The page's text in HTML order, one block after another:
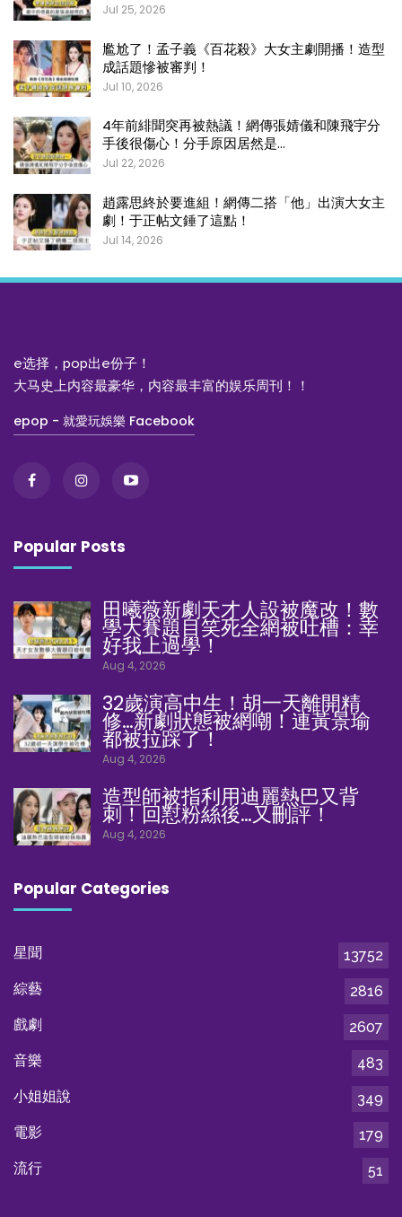
Jul 25, 2026
尷尬了！孟子義《百花殺》大女主劇開播！造型
成話題慘被審判！
Jul 10, 2026
4年前緋聞突再被熱議！網傳張婧儀和陳飛宇分
手後很傷心！分手原因居然是…
Jul 22, 2026
趙露思終於要進組！網傳二搭「他」出演大女主
劇！于正帖文錘了這點！
Jul 14, 2026
e选择，pop出e份子！
大马史上内容最豪华，内容最丰富的娱乐周刊！！
epop - 就愛玩娛樂 Facebook
Popular Posts
田曦薇新劇天才人設被魔改！數
學大賽題目笑死全網被吐槽：幸
好我上過學！
Aug 4, 2026
32歲演高中生！胡一天離開精
修…新劇狀態被網嘲！連黃景瑜
都被拉踩了！
Aug 4, 2026
造型師被指利用迪麗熱巴又背
刺！回懟粉絲後…又刪評！
Aug 4, 2026
Popular Categories
星聞
13752
綜藝
2816
戲劇
2607
音樂
483
小姐姐說
349
電影
179
流行
51